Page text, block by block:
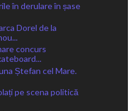
în derulare în șase
Dorel de la
concurs
Ștefan cel Mare.
pe scena politică